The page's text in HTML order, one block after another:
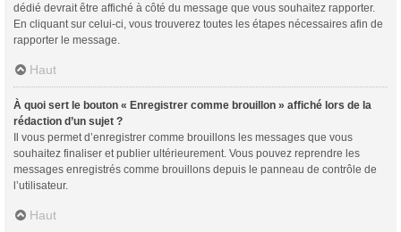
dédié devrait être affiché à côté du message que vous souhaitez rapporter.
En cliquant sur celui-ci, vous trouverez toutes les étapes nécessaires afin de
rapporter le message.
Haut
À quoi sert le bouton « Enregistrer comme brouillon » affiché lors de la
rédaction d’un sujet ?
Il vous permet d’enregistrer comme brouillons les messages que vous
souhaitez finaliser et publier ultérieurement. Vous pouvez reprendre les
messages enregistrés comme brouillons depuis le panneau de contrôle de
l’utilisateur.
Haut